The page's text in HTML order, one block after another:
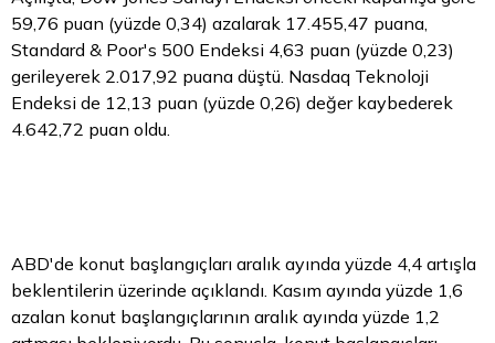
59,76 puan (yüzde 0,34) azalarak 17.455,47 puana,
Standard & Poor's 500 Endeksi 4,63 puan (yüzde 0,23)
gerileyerek 2.017,92 puana düştü. Nasdaq Teknoloji
Endeksi de 12,13 puan (yüzde 0,26) değer kaybederek
4.642,72 puan oldu.
ABD'de konut başlangıçları aralık ayında yüzde 4,4 artışla
beklentilerin üzerinde açıklandı. Kasım ayında yüzde 1,6
azalan konut başlangıçlarının aralık ayında yüzde 1,2